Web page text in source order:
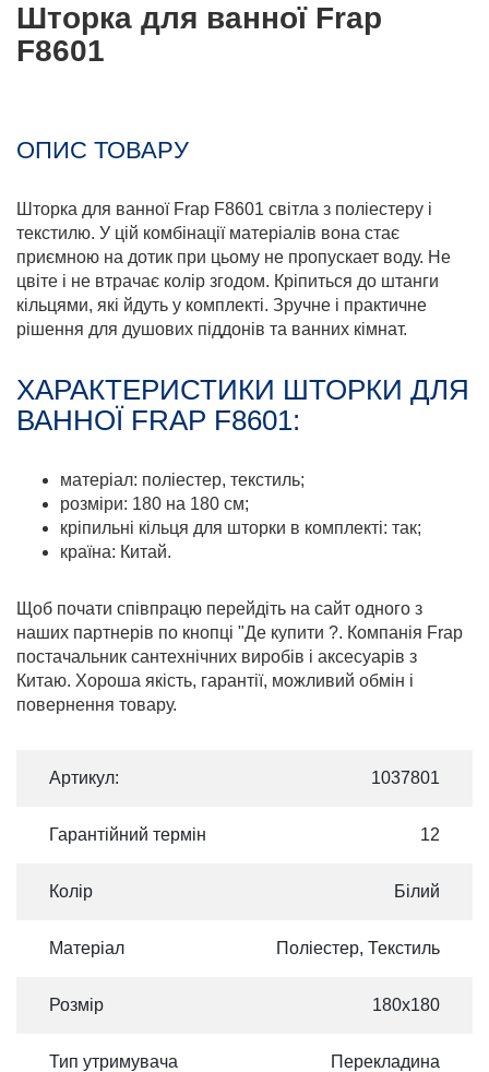
Шторка для ванної Frap
F8601
ОПИС ТОВАРУ
Шторка для ванної Frap F8601 світла з поліестеру і
текстилю. У цій комбінації матеріалів вона стає
приємною на дотик при цьому не пропускает воду. Не
цвіте і не втрачає колір згодом. Кріпиться до штанги
кільцями, які йдуть у комплекті. Зручне і практичне
рішення для душових піддонів та ванних кімнат.
ХАРАКТЕРИСТИКИ ШТОРКИ ДЛЯ
ВАННОЇ FRAP F8601:
матеріал: поліестер, текстиль;
розміри: 180 на 180 см;
кріпильні кільця для шторки в комплекті: так;
країна: Китай.
Щоб почати співпрацю перейдіть на сайт одного з
наших партнерів по кнопці "Де купити ?. Компанія Frap
постачальник сантехнічних виробів і аксесуарів з
Китаю. Хороша якість, гарантії, можливий обмін і
повернення товару.
Артикул: 1037801
Гарантійний термін 12
Колір Білий
Матеріал Поліестер, Текстиль
Розмір 180х180
Тип утримувача Перекладина